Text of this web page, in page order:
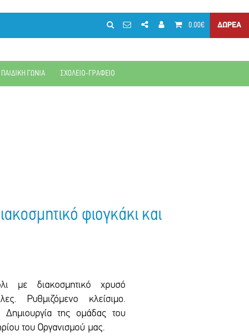
0.00€ ΔΩΡΕΑ
ΠΑΙΔΙΚΗ ΓΩΝΙΑ ΣΧΟΛΕΙΟ-ΓΡΑΦΕΙΟ
φιογκάκι και
με διακοσμητικό χρυσό
Ρυθμιζόμενο κλείσιμο.
της ομάδας του
του Οργανισμού μας.